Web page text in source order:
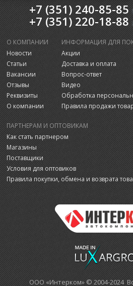
+7 (351) 240-85-85
+7 (351) 220-18-88
О КОМПАНИИ
Новости
Статьи
Вакансии
Отзывы
Реквизиты
О компании
ИНФОРМАЦИЯ ДЛЯ
Акции
Доставка и оплата
Вопрос-ответ
Видео
Обработка
Правила продажи
ПАРТНЕРАМ И ОПТОВИКАМ
Как стать партнером
Магазины
Поставщики
Условия для оптовиков
Правила покупки, обмена и возврата
ООО «Интерком» © 2004-2024